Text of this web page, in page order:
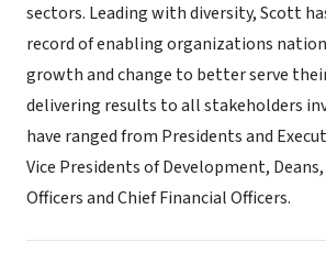
sectors. Leading with diversity, Scott
record of enabling organizations
growth and change to better serve
delivering results to all stakeholders
have ranged from Presidents and
Vice Presidents of Development,
Officers and Chief Financial Officers.